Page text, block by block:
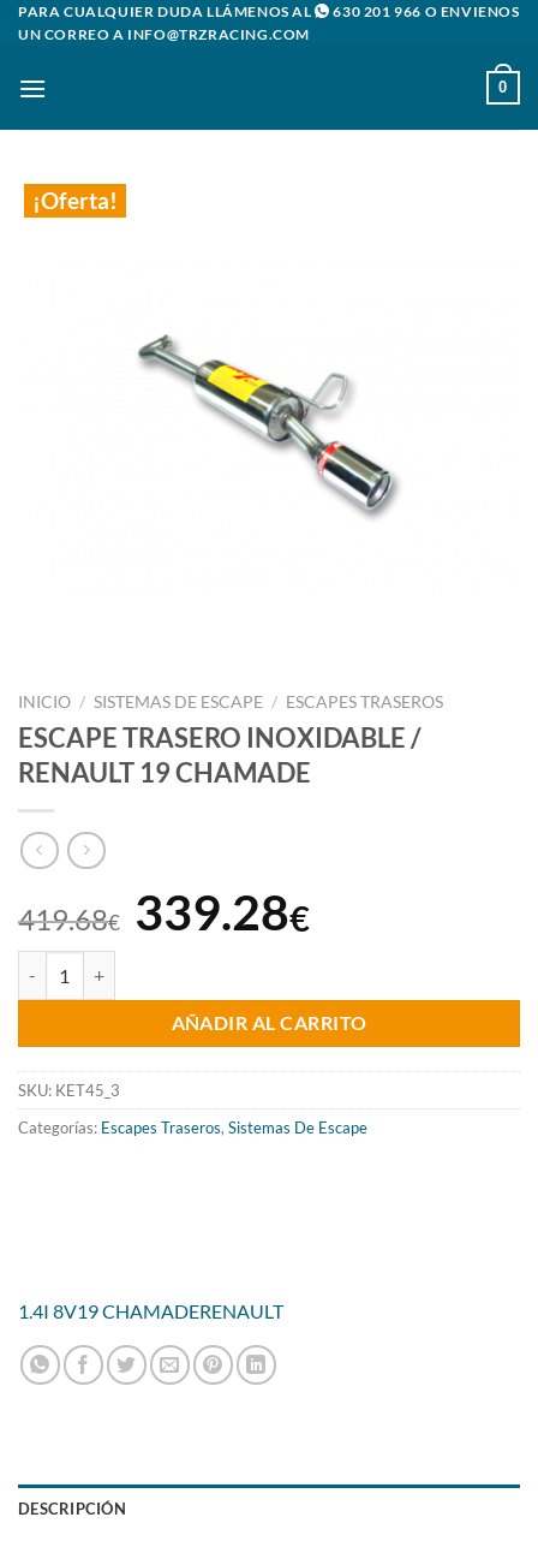
Saltar
PARA CUALQUIER DUDA LLÁMENOS AL 630 201 966 O ENVIENOS
UN CORREO A INFO@TRZRACING.COM
0
¡Oferta!
INICIO / SISTEMAS DE ESCAPE / ESCAPES TRASEROS
ESCAPE TRASERO INOXIDABLE /
RENAULT 19 CHAMADE
419.68€
El
original
era:
419.68€.
339.28€El
actual
es:
339.28€.
AÑADIR AL CARRITO
SKU: KET45_3
Categorías: Escapes Traseros, Sistemas De Escape
1.4I 8V19 CHAMADERENAULT
DESCRIPCIÓN